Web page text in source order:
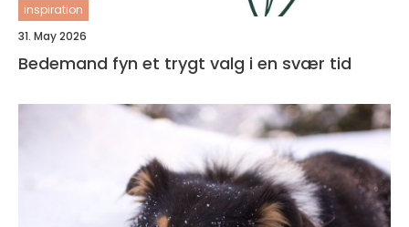
inspiration
31. May 2026
Bedemand fyn et trygt valg i en svær tid